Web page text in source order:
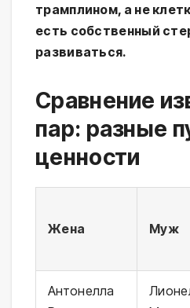
трамплином, а не
есть собственный
развиваться.
Сравнение
пар: разные
ценности
Жена Муж
Антонелла